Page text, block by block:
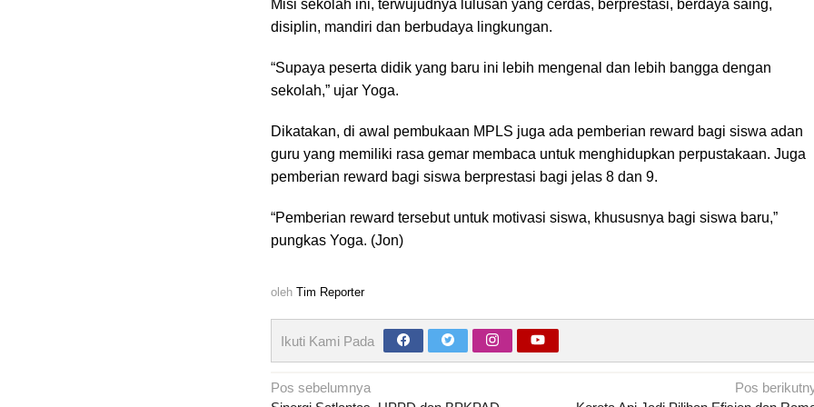
Misi sekolah ini, terwujudnya lulusan yang cerdas, berprestasi, berdaya saing,
disiplin, mandiri dan berbudaya lingkungan.
“Supaya peserta didik yang baru ini lebih mengenal dan lebih bangga dengan
sekolah,” ujar Yoga.
Dikatakan, di awal pembukaan MPLS juga ada pemberian reward bagi siswa adan
guru yang memiliki rasa gemar membaca untuk menghidupkan perpustakaan. Juga
pemberian reward bagi siswa berprestasi bagi jelas 8 dan 9.
“Pemberian reward tersebut untuk motivasi siswa, khususnya bagi siswa baru,”
pungkas Yoga. (Jon)
oleh Tim Reporter
Ikuti Kami Pada
Navigasi
Pos sebelumnya
Pos